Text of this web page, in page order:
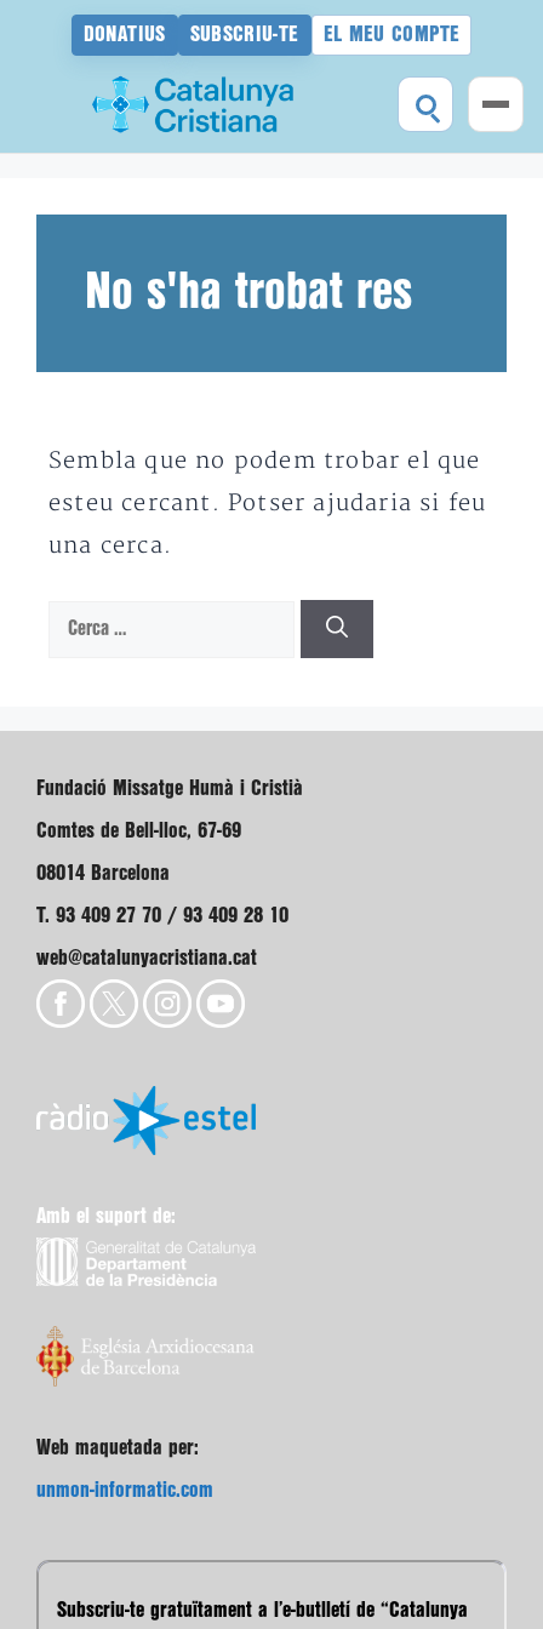
DONATIUS SUBSCRIU-TE EL MEU COMPTE
No s'ha trobat res
Sembla que no podem trobar el que
esteu cercant. Potser ajudaria si feu
una cerca.
Cerca:
Fundació Missatge Humà i Cristià
Comtes de Bell-lloc, 67-69
08014 Barcelona
T. 93 409 27 70 / 93 409 28 10
web@catalunyacristiana.cat
Amb el suport de:
Web maquetada per:
unmon-informatic.com
Subscriu-te gratuïtament a l’e-butlletí de “Catalunya